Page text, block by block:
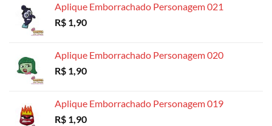
R$ 8,99
Aplique Emborrachado Personagem 021
R$ 1,90
Aplique Emborrachado Personagem 020
R$ 1,90
Aplique Emborrachado Personagem 019
R$ 1,90